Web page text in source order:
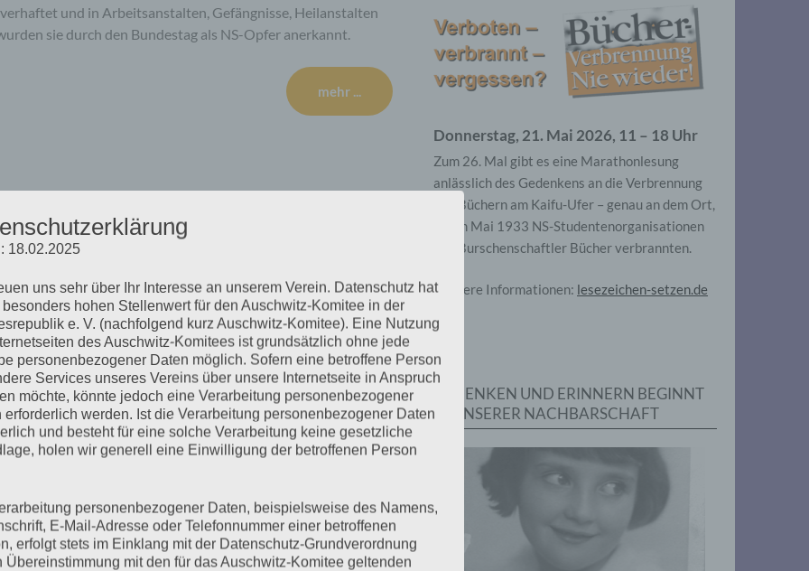
und in Arbeitsanstalten, Gefängnisse, Heilanstalten
sie durch den Bundestag als NS-Opfer anerkannt.
mehr ...
und Mensch
aber als Zeitzeugen wird von ihnen erwartet,
sich mit dieser Erwartung auseinandersetzen, und je
umso größer werden vielleicht auch die Erwartungen,
mehr ...
England und Schweden
Donnerstag, 21. Mai 2026, 11 – 18 Uhr
Zum 26. Mal gibt es eine Marathonlesung
anlässlich des Gedenkens an die Verbrennung
von Büchern am Kaifu-Ufer – genau an dem Ort,
wo im Mai 1933 NS-Studentenorganisationen
und Burschenschaftler Bücher verbrannten.
Weitere Informationen: lesezeichen-setzen.de
GEDENKEN UND ERINNERN BEGINNT
IN UNSERER NACHBARSCHAFT
18.02.2025
uns sehr über Ihr Interesse an unserem Verein. Datenschutz hat
hohen Stellenwert für den Auschwitz-Komitee in der
e. V. (nachfolgend kurz Auschwitz-Komitee). Eine Nutzung
des Auschwitz-Komitees ist grundsätzlich ohne jede
personenbezogener Daten möglich. Sofern eine betroffene Person
Services unseres Vereins über unsere Internetseite in Anspruch
möchte, könnte jedoch eine Verarbeitung personenbezogener
erforderlich werden. Ist die Verarbeitung personenbezogener Daten
und besteht für eine solche Verarbeitung keine gesetzliche
holen wir generell eine Einwilligung der betroffenen Person
personenbezogener Daten, beispielsweise des Namens,
E-Mail-Adresse oder Telefonnummer einer betroffenen
erfolgt stets im Einklang mit der Datenschutz-Grundverordnung
Übereinstimmung mit den für das Auschwitz-Komitee geltenden